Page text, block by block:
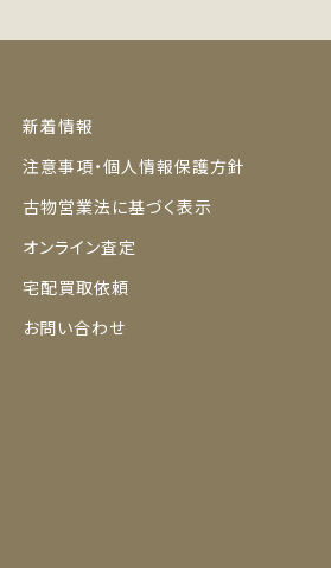
新着情報
注意事項・個人情報保護方針
古物営業法に基づく表示
オンライン査定
宅配買取依頼
お問い合わせ